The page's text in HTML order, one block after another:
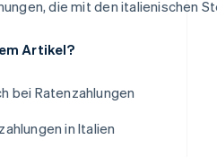
die mit den italienischen
Artikel?
bei Ratenzahlungen
in Italien